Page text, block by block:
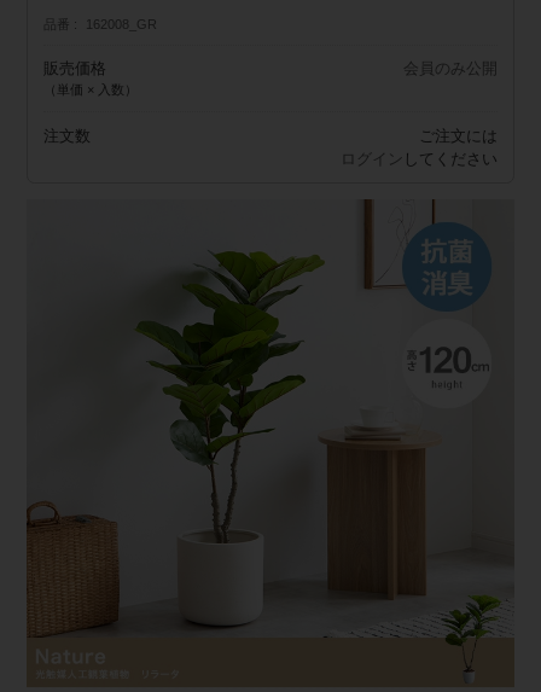
品番 162008_GR
販売価格
（単価 × 入数）
会員のみ公開
注文数
ご注文には
ログイン してください